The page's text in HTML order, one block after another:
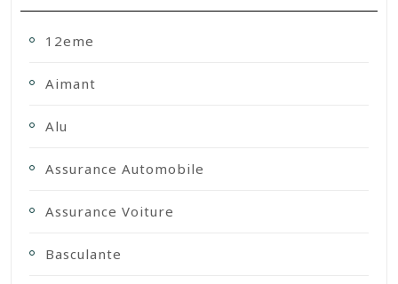
12eme
Aimant
Alu
Assurance Automobile
Assurance Voiture
Basculante